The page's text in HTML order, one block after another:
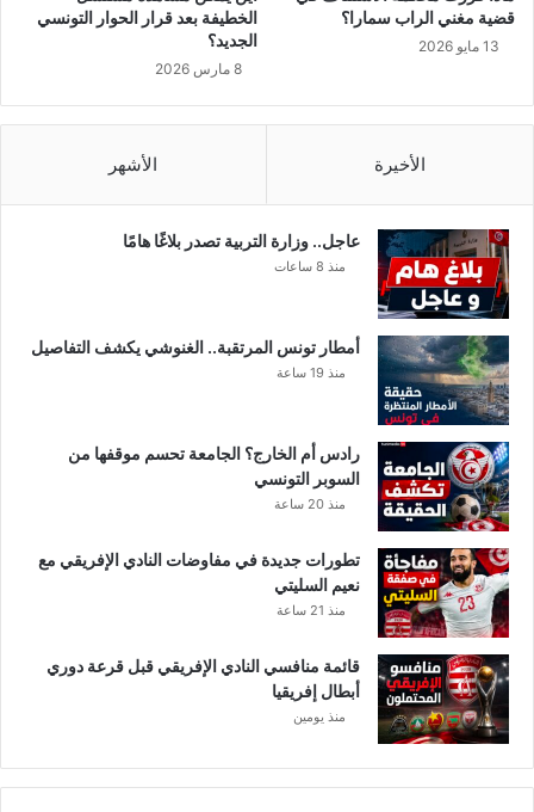
قضية مغني الراب سمارا؟
13 مايو 2026
الخطيفة بعد قرار الحوار التونسي
الجديد؟
8 مارس 2026
الأخيرة الأشهر
عاجل.. وزارة التربية تصدر بلاغًا هامًا
منذ 8 ساعات
أمطار تونس المرتقبة.. الغنوشي يكشف التفاصيل
منذ 19 ساعة
رادس أم الخارج؟ الجامعة تحسم موقفها من
السوبر التونسي
منذ 20 ساعة
تطورات جديدة في مفاوضات النادي الإفريقي مع
نعيم السليتي
منذ 21 ساعة
قائمة منافسي النادي الإفريقي قبل قرعة دوري
أبطال إفريقيا
منذ يومين